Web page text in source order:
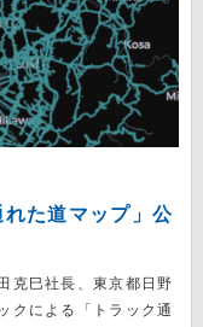
た道マップ」公
克巳社長、東京都日野
クによる「トラック通